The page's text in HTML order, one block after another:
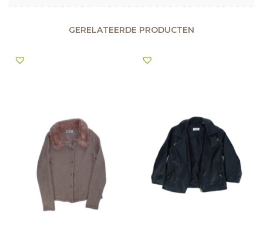
GERELATEERDE PRODUCTEN